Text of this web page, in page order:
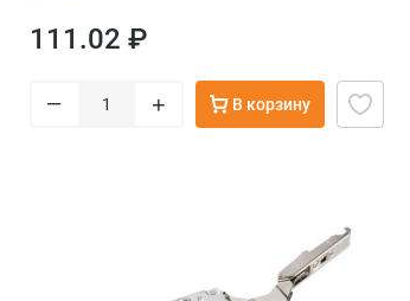
111.02 ₽
– + В корзину